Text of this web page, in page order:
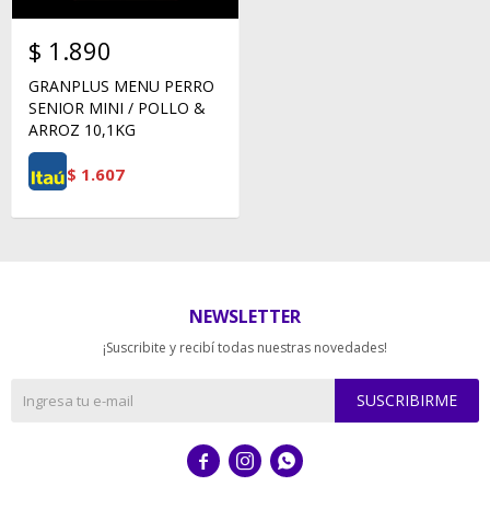
$ 1.890
GRANPLUS MENU PERRO
SENIOR MINI / POLLO &
ARROZ 10,1KG
$ 1.607
NEWSLETTER
¡Suscribite y recibí todas nuestras novedades!
SUSCRIBIRME
  